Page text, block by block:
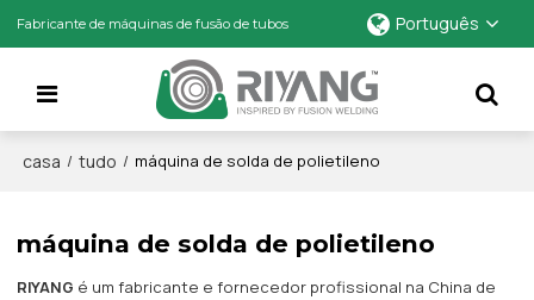
Fabricante de máquinas de fusão de tubos Português
casa / tudo / máquina de solda de polietileno
máquina de solda de polietileno
RIYANG é um fabricante e fornecedor profissional na China de